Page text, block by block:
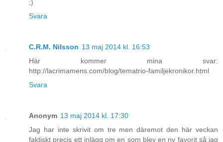
;)
Svara
C.R.M. Nilsson 13 maj 2014 kl. 16:53
Här kommer mina svar:
http://lacrimamens.com/blog/tematrio-familjekronikor.html
Svara
Anonym 13 maj 2014 kl. 17:30
Jag har inte skrivit om tre men däremot den här veckan
faktiskt precis ett inlägg om en som blev en ny favorit så jag